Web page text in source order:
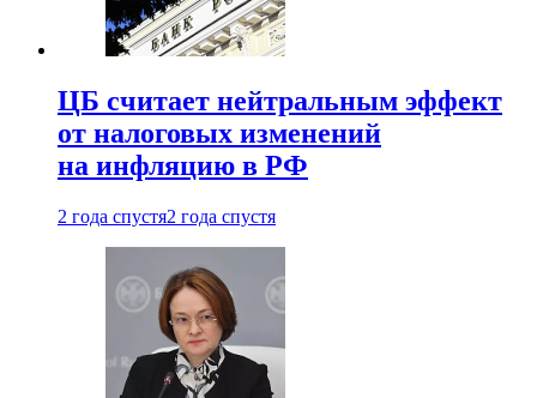
ЦБ считает нейтральным эффект
от налоговых изменений
на инфляцию в РФ
2 года спустя2 года спустя